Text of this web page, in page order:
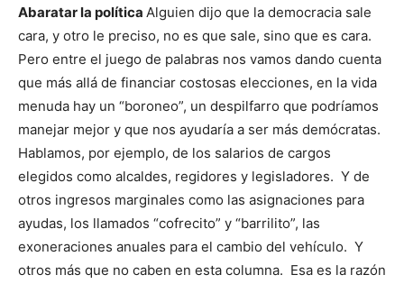
Abaratar la política Alguien dijo que la democracia sale
cara, y otro le preciso, no es que sale, sino que es cara.
Pero entre el juego de palabras nos vamos dando cuenta
que más allá de financiar costosas elecciones, en la vida
menuda hay un “boroneo”, un despilfarro que podríamos
manejar mejor y que nos ayudaría a ser más demócratas.
Hablamos, por ejemplo, de los salarios de cargos
elegidos como alcaldes, regidores y legisladores. Y de
otros ingresos marginales como las asignaciones para
ayudas, los llamados “cofrecito” y “barrilito”, las
exoneraciones anuales para el cambio del vehículo. Y
otros más que no caben en esta columna. Esa es la razón